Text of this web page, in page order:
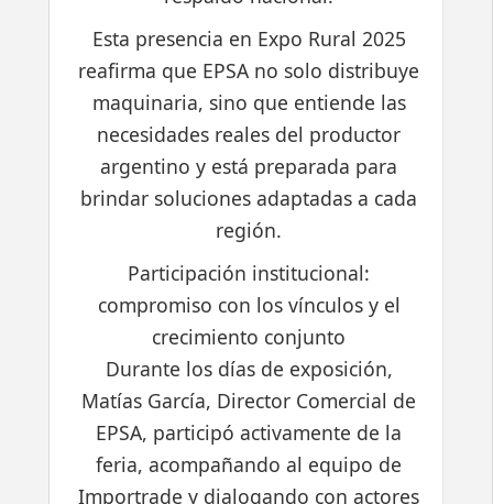
Esta presencia en Expo Rural 2025
reafirma que EPSA no solo distribuye
maquinaria, sino que entiende las
necesidades reales del productor
argentino y está preparada para
brindar soluciones adaptadas a cada
región.
Participación institucional:
compromiso con los vínculos y el
crecimiento conjunto
Durante los días de exposición,
Matías García, Director Comercial de
EPSA, participó activamente de la
feria, acompañando al equipo de
Importrade y dialogando con actores